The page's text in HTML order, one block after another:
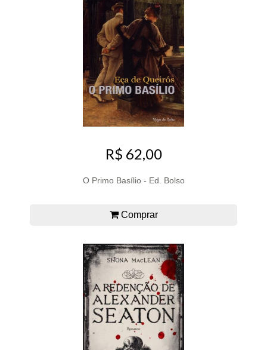
R$ 62,00
O Primo Basílio - Ed. Bolso
Comprar